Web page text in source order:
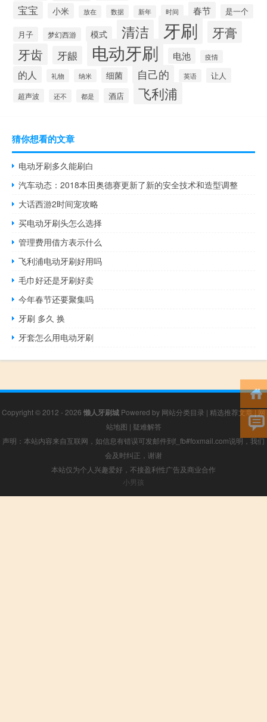
宝宝 小米 放在 数据 新年 时间 春节 是一个
月子 梦幻西游 模式 清洁 牙刷 牙膏
牙齿 牙龈 电动牙刷 电池 疫情
的人 礼物 纳米 细菌 自己的 英语 让人
超声波 还不 都是 酒店 飞利浦
猜你想看的文章
电动牙刷多久能刷白
汽车动态：2018本田奥德赛更新了新的安全技术和造型调整
大话西游2时间宠攻略
买电动牙刷头怎么选择
管理费用借方表示什么
飞利浦电动牙刷好用吗
毛巾好还是牙刷好卖
今年春节还要聚集吗
牙刷 多久 换
牙套怎么用电动牙刷
Copyright © 2012 - 2026 懒人牙刷城 Powered by 网站分类目录 | 精选推荐文章|网
站地图 | 疑难解答
声明：本站内容来自互联网，如信息有错误可发邮件到f_fb#foxmail.com说明，我们
会及时纠正，谢谢
本站仅为个人兴趣爱好，不接盈利性广告及商业合作
小男孩